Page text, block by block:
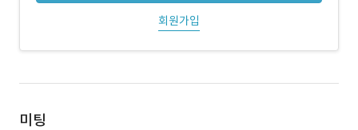
회원가입
미팅